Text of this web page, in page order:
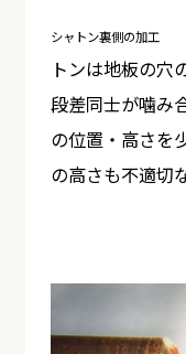
シャトン裏側の加工
トンは地板の穴
段差同士が噛み
の位置・高さを
の高さも不適切